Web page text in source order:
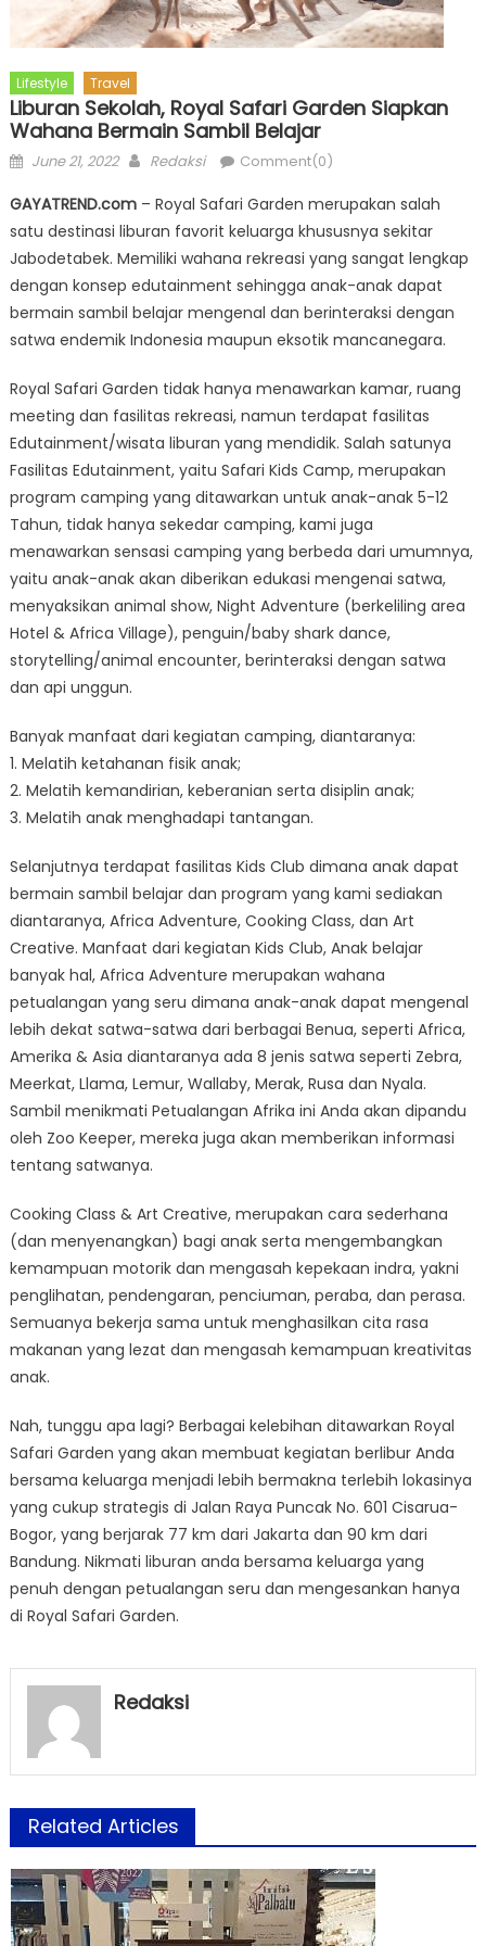
Lifestyle Travel
Liburan Sekolah, Royal Safari Garden Siapkan
Wahana Bermain Sambil Belajar
Posted
June 21, 2022 Author
Redaksi Comment(0)
GAYATREND.com– Royal Safari Garden merupakan salah
satu destinasi liburan favorit keluarga khususnya sekitar
Jabodetabek. Memiliki wahana rekreasi yang sangat lengkap
dengan konsep edutainment sehingga anak-anak dapat
bermain sambil belajar mengenal dan berinteraksi dengan
satwa endemik Indonesia maupun eksotik mancanegara.
Royal Safari Garden tidak hanya menawarkan kamar, ruang
meeting dan fasilitas rekreasi, namun terdapat fasilitas
Edutainment/wisata liburan yang mendidik. Salah satunya
Fasilitas Edutainment, yaitu Safari Kids Camp, merupakan
program camping yang ditawarkan untuk anak-anak 5-12
Tahun, tidak hanya sekedar camping, kami juga
menawarkan sensasi camping yang berbeda dari umumnya,
yaitu anak-anak akan diberikan edukasi mengenai satwa,
menyaksikan animal show, Night Adventure (berkeliling area
Hotel & Africa Village), penguin/baby shark dance,
storytelling/animal encounter, berinteraksi dengan satwa
dan api unggun.
Banyak manfaat dari kegiatan camping, diantaranya:
1. Melatih ketahanan fisik anak;
2. Melatih kemandirian, keberanian serta disiplin anak;
3. Melatih anak menghadapi tantangan.
Selanjutnya terdapat fasilitas Kids Club dimana anak dapat
bermain sambil belajar dan program yang kami sediakan
diantaranya, Africa Adventure, Cooking Class, dan Art
Creative. Manfaat dari kegiatan Kids Club, Anak belajar
banyak hal, Africa Adventure merupakan wahana
petualangan yang seru dimana anak-anak dapat mengenal
lebih dekat satwa-satwa dari berbagai Benua, seperti Africa,
Amerika & Asia diantaranya ada 8 jenis satwa seperti Zebra,
Meerkat, Llama, Lemur, Wallaby, Merak, Rusa dan Nyala.
Sambil menikmati Petualangan Afrika ini Anda akan dipandu
oleh Zoo Keeper, mereka juga akan memberikan informasi
tentang satwanya.
Cooking Class & Art Creative, merupakan cara sederhana
(dan menyenangkan) bagi anak serta mengembangkan
kemampuan motorik dan mengasah kepekaan indra, yakni
penglihatan, pendengaran, penciuman, peraba, dan perasa.
Semuanya bekerja sama untuk menghasilkan cita rasa
makanan yang lezat dan mengasah kemampuan kreativitas
anak.
Nah, tunggu apa lagi? Berbagai kelebihan ditawarkan Royal
Safari Garden yang akan membuat kegiatan berlibur Anda
bersama keluarga menjadi lebih bermakna terlebih lokasinya
yang cukup strategis di Jalan Raya Puncak No. 601 Cisarua-
Bogor, yang berjarak 77 km dari Jakarta dan 90 km dari
Bandung. Nikmati liburan anda bersama keluarga yang
penuh dengan petualangan seru dan mengesankan hanya
di Royal Safari Garden.
Redaksi
Related Articles